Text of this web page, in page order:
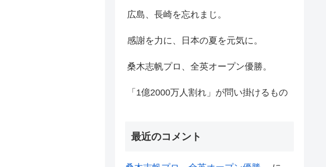
広島、長崎を忘れまじ。
感謝を力に、日本の夏を元気に。
桑木志帆プロ、全英オープン優勝。
「1億2000万人割れ」が問い掛けるもの
最近のコメント